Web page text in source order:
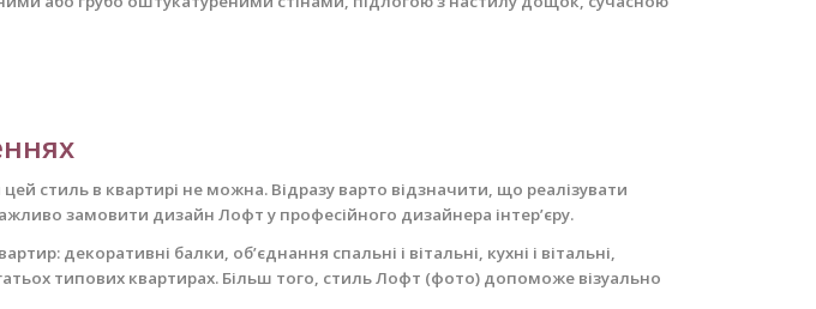
стиль в квартирі не можна. Відразу варто відзначити, що реалізувати
замовити дизайн Лофт у професійного дизайнера інтер’єру.
декоративні балки, об’єднання спальні і вітальні, кухні і вітальні,
типових квартирах. Більш того, стиль Лофт (фото) допоможе візуально